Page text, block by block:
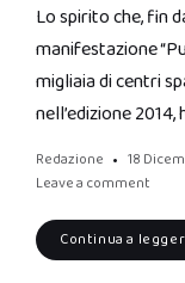
Lo spirito che, fin
manifestazione
migliaia di centri
nell’edizione
Redazione 18
Leave a comment
Continua a